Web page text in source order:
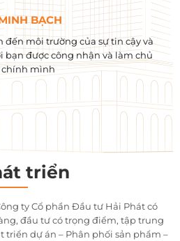
BẠCH
đến môi trường của sự tin cậy và
bạn được công nhận và làm chủ
chính mình
triển
ty Cổ phần Đầu tư Hải Phát có
đầu tư có trọng điểm, tập trung
triển dự án – Phân phối sản phẩm –